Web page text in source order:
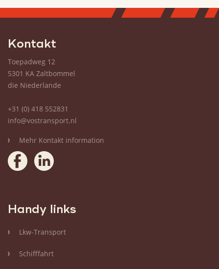
Kontakt
Toepadweg 12
5301 KA Zaltbommel
die Niederlande
+31 (0) 418 552831
info@vostransport.nl
Mehr Kontakt information
Handy links
Lkw-Transport
Schifffahrt